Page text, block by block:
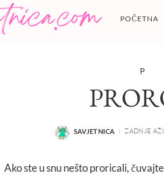
POČETNA
P
POSTED
SAVJETNICA ZADNJE
Ako ste u snu nešto proricali,